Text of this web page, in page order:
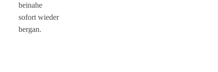
beinahe
sofort wieder
bergan.